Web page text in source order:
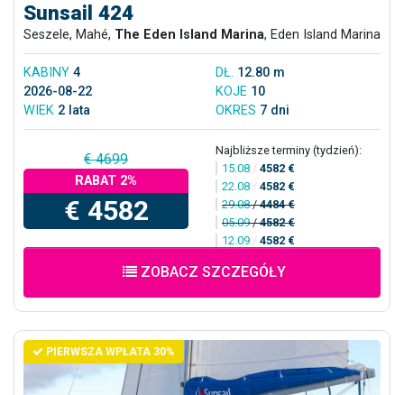
Sunsail 424
Seszele, Mahé, The Eden Island Marina, Eden Island Marina
KABINY 4 DŁ. 12.80 m
2026-08-22
KOJE 10
WIEK 2 lata OKRES 7 dni
€ 4699
RABAT 2%
€ 4582
Najbliższe terminy (tydzień):
15.08 / 4582 €
22.08 / 4582 €
29.08/4484 €
05.09/4582 €
12.09 / 4582 €
ZOBACZ SZCZEGÓŁY
PIERWSZA WPŁATA 30%